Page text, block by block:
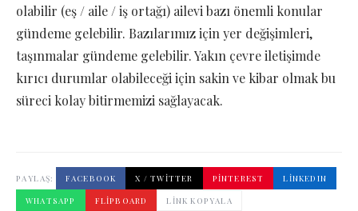
olabilir (eş / aile / iş ortağı) ailevi bazı önemli konular
gündeme gelebilir. Bazılarımız için yer değişimleri,
taşınmalar gündeme gelebilir. Yakın çevre iletişimde
kırıcı durumlar olabileceği için sakin ve kibar olmak bu
süreci kolay bitirmemizi sağlayacak.
PAYLAŞ: FACEBOOK X / TWITTER PINTEREST
LINKEDIN
WHATSAPP
FLIPBOARD LINK KOPYALA